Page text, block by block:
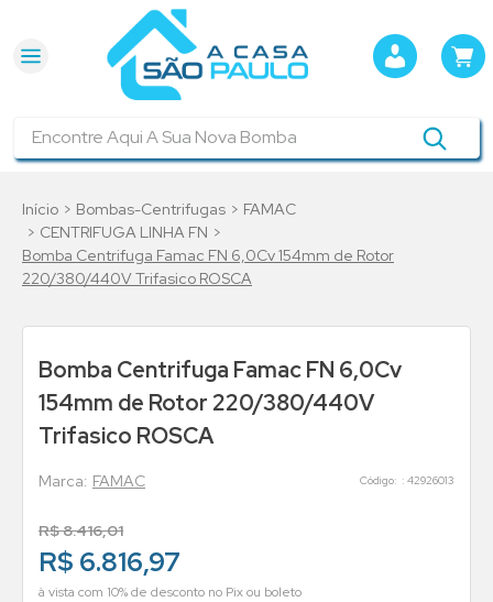
Bombas-Centrifugas
FAMAC
CENTRIFUGA LINHA FN
Bomba Centrifuga Famac FN 6,0Cv 154mm de Rotor
220/380/440V Trifasico ROSCA
Bomba Centrifuga Famac FN 6,0Cv
154mm de Rotor 220/380/440V
Trifasico ROSCA
FAMAC : 42926013
R$8.416,01
R$ 6.816,97
à vista com 10% de desconto no Pix ou boleto